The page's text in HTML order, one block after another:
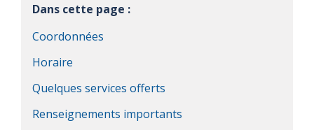
Dans cette page :
Coordonnées
Horaire
Quelques services offerts
Renseignements importants